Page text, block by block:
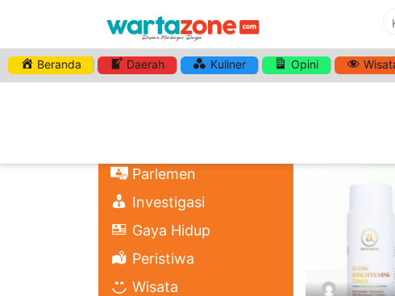
Beranda Daerah Kuliner Opini
Parlemen
Investigasi
Gaya Hidup
Peristiwa
Wisata
HASHTAG: